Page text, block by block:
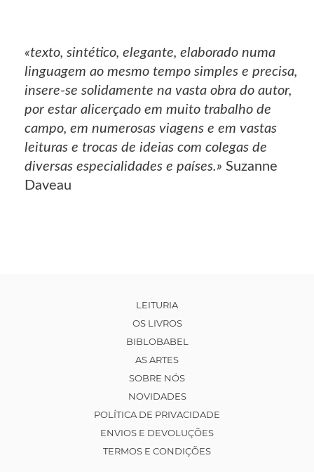
«texto, sintético, elegante, elaborado numa
linguagem ao mesmo tempo simples e precisa,
insere-se solidamente na vasta obra do autor,
por estar alicerçado em muito trabalho de
campo, em numerosas viagens e em vastas
leituras e trocas de ideias com colegas de
diversas especialidades e países.» Suzanne
Daveau
LEITURIA
OS LIVROS
BIBLOBABEL
AS ARTES
SOBRE NÓS
NOVIDADES
POLÍTICA DE PRIVACIDADE
ENVIOS E DEVOLUÇÕES
TERMOS E CONDIÇÕES